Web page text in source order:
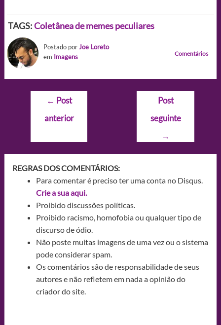
TAGS:Coletânea de memes peculiares
Postado porJoe Loreto
em Imagens Comentários
Navegação
Post
← Post
anterior
Post
seguinte
→
REGRAS DOS COMENTÁRIOS:
Para comentar é preciso ter uma conta no Disqus.
Crie a sua aqui.
Proibido discussões políticas.
Proibido racismo, homofobia ou qualquer tipo de
discurso de ódio.
Não poste muitas imagens de uma vez ou o sistema
pode considerar spam.
Os comentários são de responsabilidade de seus
autores e não refletem em nada a opinião do
criador do site.